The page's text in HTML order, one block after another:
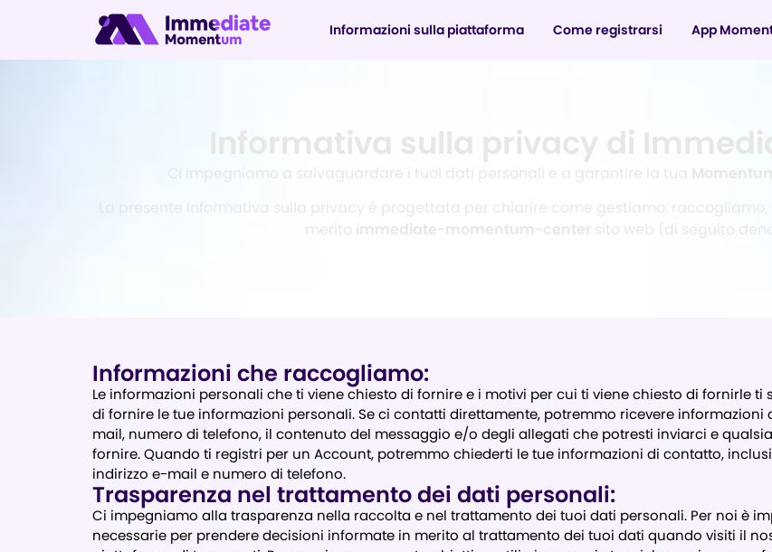
Informazioni sulla piattaforma Come registrarsi App
Informativa sulla privacy di
Ci impegniamo a salvaguardare i tuoi dati personali e a garantire la tua
La presente Informativa sulla privacy è progettata per chiarire come gestiamo, raccogliamo,
merito immediate-momentum-centersito web (di seguito
Informazioni che raccogliamo:
Le informazioni personali che ti viene chiesto di fornire e i motivi per cui ti viene chiesto di fornirle
di fornire le tue informazioni personali. Se ci contatti direttamente, potremmo ricevere
mail, numero di telefono, il contenuto del messaggio e/o degli allegati che potresti inviarci e
fornire. Quando ti registri per un Account, potremmo chiederti le tue informazioni di contatto,
indirizzo e-mail e numero di telefono.
Trasparenza nel trattamento dei dati personali:
Ci impegniamo alla trasparenza nella raccolta e nel trattamento dei tuoi dati personali. Per noi è
necessarie per prendere decisioni informate in merito al trattamento dei tuoi dati quando visiti il